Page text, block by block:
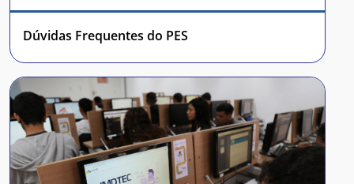
Dúvidas Frequentes do PES